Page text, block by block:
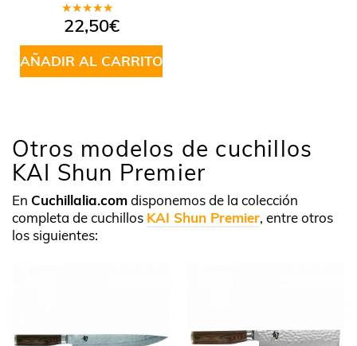
Valorado
en4.85
de 5
22,50€
AÑADIR AL CARRITO
Otros modelos de cuchillos
KAI Shun Premier
En Cuchillalia.comdisponemos de la colección
completa de cuchillos KAI Shun Premier, entre otros
los siguientes: